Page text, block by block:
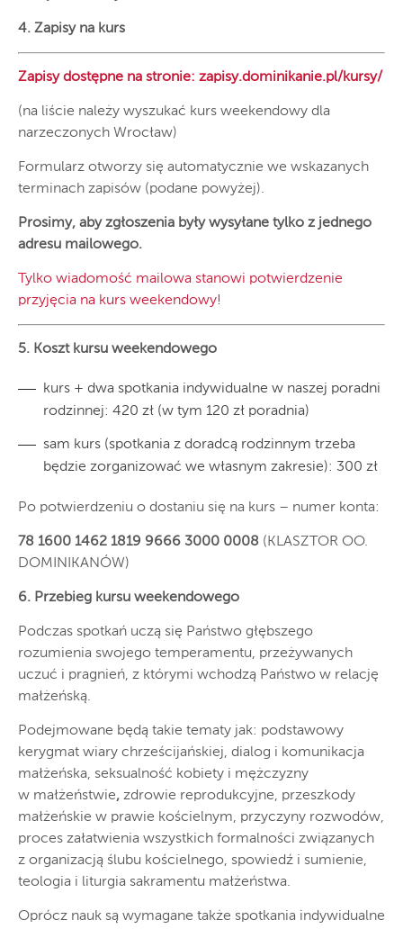
4. Zapisy na kurs
Zapisy dostępne na stronie: zapisy.dominikanie.pl/kursy/
(na liście należy wyszukać kurs weekendowy dla
narzeczonych Wrocław)
Formularz otworzy się automatycznie we wskazanych
terminach zapisów (podane powyżej).
Prosimy, aby zgłoszenia były wysyłane tylko z jednego
adresu mailowego.
Tylko wiadomość mailowa stanowi potwierdzenie
przyjęcia na kurs weekendowy!
5. Koszt kursu weekendowego
kurs + dwa spotkania indywidualne w naszej poradni
rodzinnej: 420 zł (w tym 120 zł poradnia)
sam kurs (spotkania z doradcą rodzinnym trzeba
będzie zorganizować we własnym zakresie): 300 zł
Po potwierdzeniu o dostaniu się na kurs – numer konta:
78 1600 1462 1819 9666 3000 0008 (KLASZTOR OO.
DOMINIKANÓW)
6. Przebieg kursu weekendowego
Podczas spotkań uczą się Państwo głębszego
rozumienia swojego temperamentu, przeżywanych
uczuć i pragnień, z którymi wchodzą Państwo w relację
małżeńską.
Podejmowane będą takie tematy jak: podstawowy
kerygmat wiary chrześcijańskiej, dialog i komunikacja
małżeńska, seksualność kobiety i mężczyzny
w małżeństwie, zdrowie reprodukcyjne, przeszkody
małżeńskie w prawie kościelnym, przyczyny rozwodów,
proces załatwienia wszystkich formalności związanych
z organizacją ślubu kościelnego, spowiedź i sumienie,
teologia i liturgia sakramentu małżeństwa.
Oprócz nauk są wymagane także spotkania indywidualne